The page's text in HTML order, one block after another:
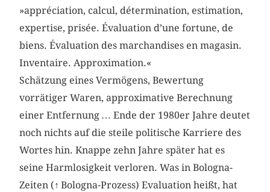
»appréciation, calcul, détermination, estimation,
expertise, prisée. Évaluation d’une fortune, de
biens. Évaluation des marchandises en magasin.
Inventaire. Approximation.«
Schätzung eines Vermögens, Bewertung
vorrätiger Waren, approximative Berechnung
einer Entfernung … Ende der 1980er Jahre deutet
noch nichts auf die steile politische Karriere des
Wortes hin. Knappe zehn Jahre später hat es
seine Harmlosigkeit verloren. Was in Bologna-
Zeiten (↑Bologna-Prozess) Evaluation heißt, hat